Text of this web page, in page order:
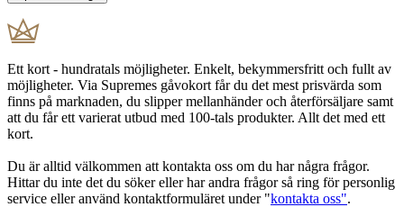
Ett kort - hundratals möjligheter. Enkelt, bekymmersfritt och fullt av
möjligheter. Via Supremes gåvokort får du det mest prisvärda som
finns på marknaden, du slipper mellanhänder och återförsäljare samt
att du får ett varierat utbud med 100-tals produkter. Allt det med ett
kort.
Du är alltid välkommen att kontakta oss om du har några frågor.
Hittar du inte det du söker eller har andra frågor så ring för personlig
service eller använd kontaktformuläret under "kontakta oss".